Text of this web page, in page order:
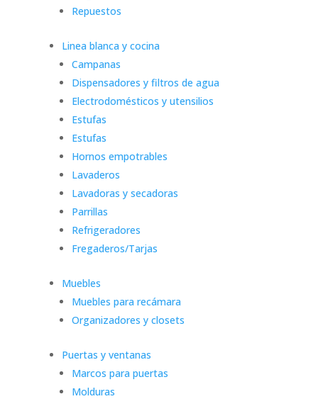
Repuestos
Linea blanca y cocina
Campanas
Dispensadores y filtros de agua
Electrodomésticos y utensilios
Estufas
Estufas
Hornos empotrables
Lavaderos
Lavadoras y secadoras
Parrillas
Refrigeradores
Fregaderos/Tarjas
Muebles
Muebles para recámara
Organizadores y closets
Puertas y ventanas
Marcos para puertas
Molduras